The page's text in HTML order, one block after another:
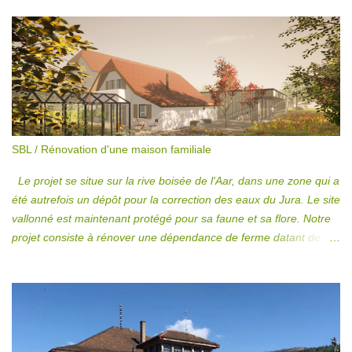
attention particulière à la conservation de la valeur patrimoniale
des bâtiments tout en offrant des locaux dont l’affectation puisse
être multiple et aussi flexible que possible. Le programme
s’articule verticalement autour d’un escalier central existant
tandis que l’aménagement des anciennes halles est conçu
comme un grand espace ouvert, au centre duquel des ‘’boîtes’’ en
SBL / Rénovation d'une maison familiale
Le projet se situe sur la rive boisée de l'Aar, dans une zone qui a
été autrefois un dépôt pour la correction des eaux du Jura. Le site
vallonné est maintenant protégé pour sa faune et sa flore. Notre
projet consiste à rénover une dépendance de ferme datant de
créer un espace de vie convivial. Au nord, une extension en bois
identique à celle de la ferme a été ajoutée, créant un espace
d'accueil minéral qui dessert les deux bâtiments. L'utilisation de